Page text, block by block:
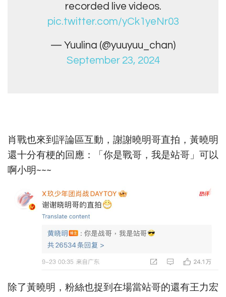
recorded live videos.
pic.twitter.com/yCk1yeNr03
— Yuulina (@yuuyuu_chan)
September 23, 2024
肖戰也來到評論區互動，謝謝曉明哥直拍，黃曉明
還十分有梗的回應：「你是戰哥，我是站哥」可以
啊小明~~~
除了黃曉明，粉絲也捉到在場當站哥的還有王力宏